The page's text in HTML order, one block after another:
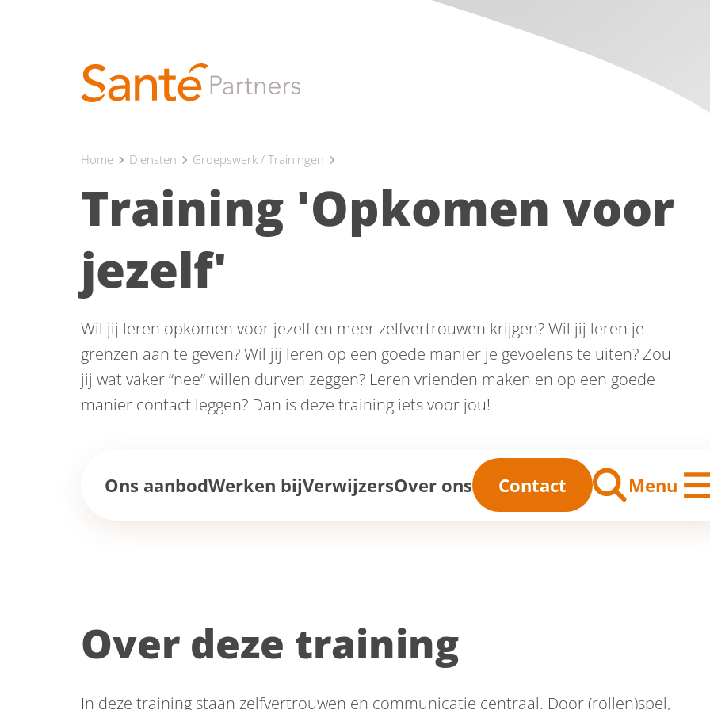
Home chevron_right Diensten chevron_right Groepswerk / Trainingen chevron_right
Training 'Opkomen voor
jezelf'
Wil jij leren opkomen voor jezelf en meer zelfvertrouwen krijgen? Wil jij leren je
grenzen aan te geven? Wil jij leren op een goede manier je gevoelens te uiten? Zou
jij wat vaker “nee” willen durven zeggen? Leren vrienden maken en op een goede
manier contact leggen? Dan is deze training iets voor jou!
Ons aanbodWerken bijVerwijzersOver ons Contact Menu
Over deze training
In deze training staan zelfvertrouwen en communicatie centraal. Door (rollen)spel,